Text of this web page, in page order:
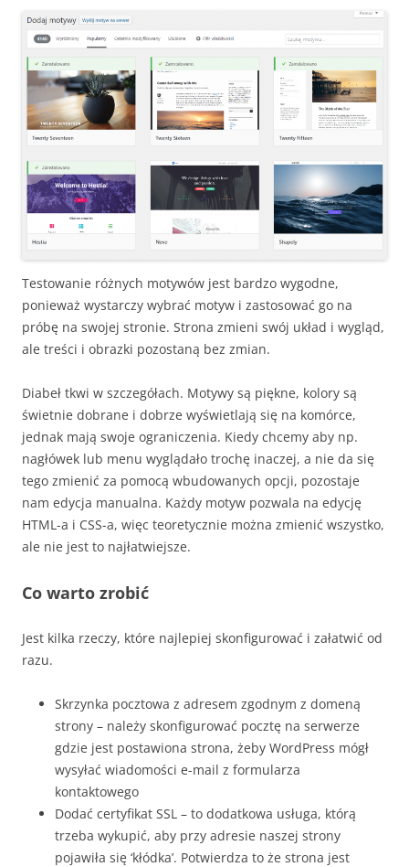
Testowanie różnych motywów jest bardzo wygodne,
ponieważ wystarczy wybrać motyw i zastosować go na
próbę na swojej stronie. Strona zmieni swój układ i wygląd,
ale treści i obrazki pozostaną bez zmian.
Diabeł tkwi w szczegółach. Motywy są piękne, kolory są
świetnie dobrane i dobrze wyświetlają się na komórce,
jednak mają swoje ograniczenia. Kiedy chcemy aby np.
nagłówek lub menu wyglądało trochę inaczej, a nie da się
tego zmienić za pomocą wbudowanych opcji, pozostaje
nam edycja manualna. Każdy motyw pozwala na edycję
HTML-a i CSS-a, więc teoretycznie można zmienić wszystko,
ale nie jest to najłatwiejsze.
Co warto zrobić
Jest kilka rzeczy, które najlepiej skonfigurować i załatwić od
razu.
Skrzynka pocztowa z adresem zgodnym z domeną
strony – należy skonfigurować pocztę na serwerze
gdzie jest postawiona strona, żeby WordPress mógł
wysyłać wiadomości e-mail z formularza
kontaktowego
Dodać certyfikat SSL – to dodatkowa usługa, którą
trzeba wykupić, aby przy adresie naszej strony
pojawiła się ‘kłódka’. Potwierdza to że strona jest